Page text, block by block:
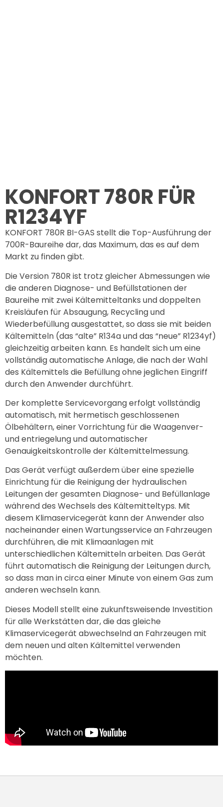
KONFORT 780R FÜR
R1234YF
KONFORT 780R BI-GAS stellt die Top-Ausführung der
700R-Baureihe dar, das Maximum, das es auf dem
Markt zu finden gibt.
Die Version 780R ist trotz gleicher Abmessungen wie
die anderen Diagnose- und Befüllstationen der
Baureihe mit zwei Kältemitteltanks und doppelten
Kreisläufen für Absaugung, Recycling und
Wiederbefüllung ausgestattet, so dass sie mit beiden
Kältemitteln (das “alte” R134a und das “neue” R1234yf)
gleichzeitig arbeiten kann. Es handelt sich um eine
vollständig automatische Anlage, die nach der Wahl
des Kältemittels die Befüllung ohne jeglichen Eingriff
durch den Anwender durchführt.
Der komplette Servicevorgang erfolgt vollständig
automatisch, mit hermetisch geschlossenen
Ölbehältern, einer Vorrichtung für die Waagenver-
und entriegelung und automatischer
Genauigkeitskontrolle der Kältemittelmessung.
Das Gerät verfügt außerdem über eine spezielle
Einrichtung für die Reinigung der hydraulischen
Leitungen der gesamten Diagnose- und Befüllanlage
während des Wechsels des Kältemitteltyps. Mit
diesem Klimaservicegerät kann der Anwender also
nacheinander einen Wartungsservice an Fahrzeugen
durchführen, die mit Klimaanlagen mit
unterschiedlichen Kältemitteln arbeiten. Das Gerät
führt automatisch die Reinigung der Leitungen durch,
so dass man in circa einer Minute von einem Gas zum
anderen wechseln kann.
Dieses Modell stellt eine zukunftsweisende Investition
für alle Werkstätten dar, die das gleiche
Klimaservicegerät abwechselnd an Fahrzeugen mit
dem neuen und alten Kältemittel verwenden
möchten.